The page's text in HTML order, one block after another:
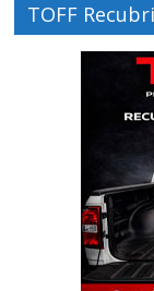
TOFF